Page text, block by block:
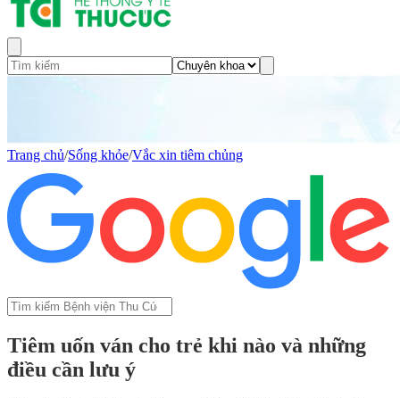
Trang chủ/Sống khỏe/Vắc xin tiêm chủng
Tiêm uốn ván cho trẻ khi nào và những
điều cần lưu ý